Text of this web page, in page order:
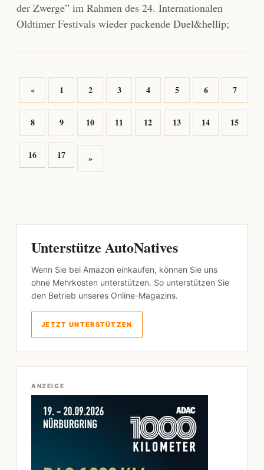
der Zwerge” im Rahmen des 24. Internationalen
Oldtimer Festivals wieder packende Duel&hellip;
« 1 2 3 4 5 6 7
8 9 10 11 12 13 14 15
16 17 »
Unterstütze AutoNatives
Wenn Sie bei Amazon einkaufen, können Sie uns
ohne Mehrkosten unterstützen. So unterstützen Sie
den Betrieb unseres Online-Magazins.
JETZT UNTERSTÜTZEN
ANZEIGE